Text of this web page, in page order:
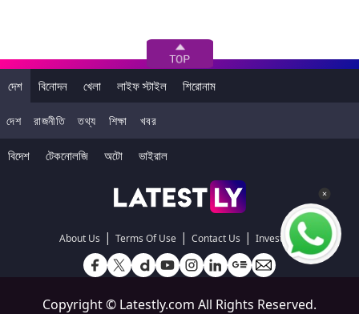
দেশ বিনোদন খেলা লাইফ স্টাইল শিরোনাম
দেশ রাজনীতি তথ্য শিক্ষা খবর
বিদেশ টেকনোলজি অটো ভাইরাল
About Us | Terms Of Use | Contact Us | Investors
Copyright © Latestly.com All Rights Reserved.